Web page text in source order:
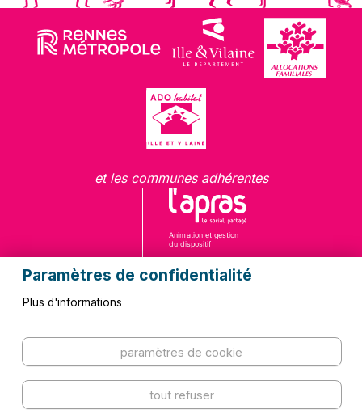
et les communes adhérentes
Kit de communication
Mentions légales
Plan du site
Politique de confidentialité
Paramètres de confidentialité
Plus d'informations
paramètres de cookie
tout refuser